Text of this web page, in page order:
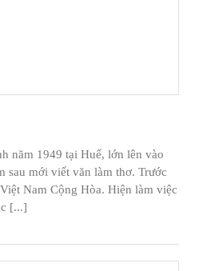
năm 1949 tại Huế, lớn lên vào
sau mới viết văn làm thơ. Trước
Nam Cộng Hòa. Hiện làm việc
[...]